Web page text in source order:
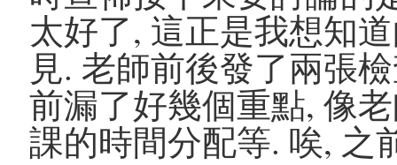
太好了, 這正是我想知
見. 老師前後發了兩張
前漏了好幾個重點, 像
課的時間分配等. 唉, 之